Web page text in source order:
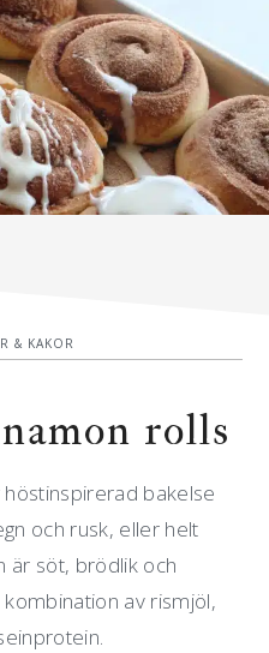
& KAKOR
rolls
bakelse
och rusk, eller helt
är söt, brödlik och
av rismjöl,